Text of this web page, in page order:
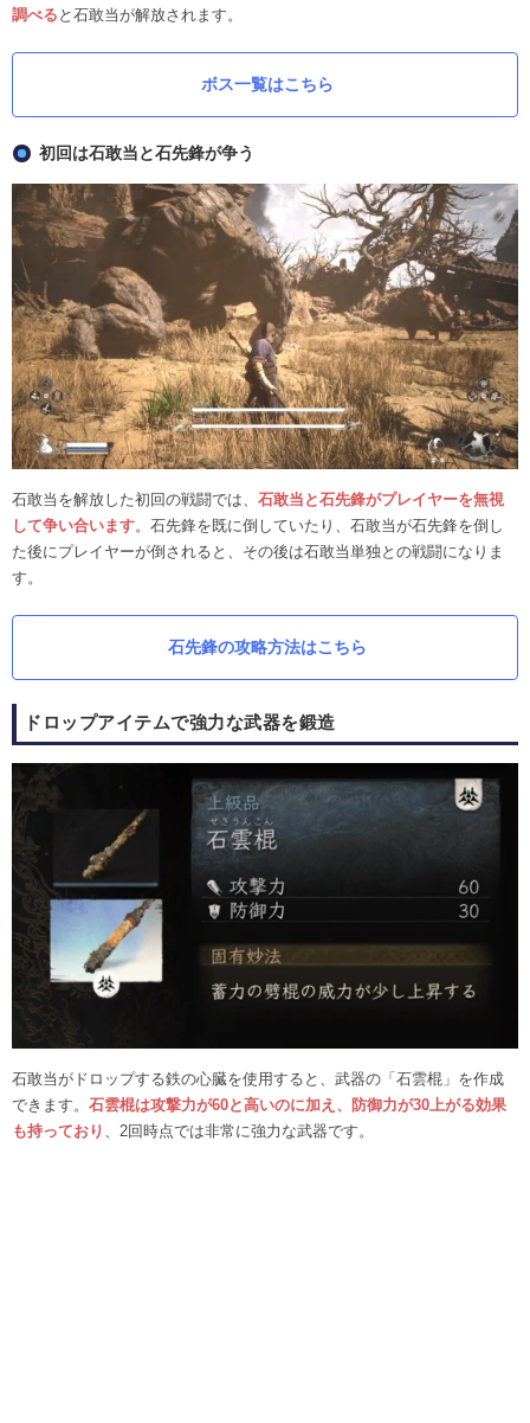
調べる と石敢当が解放されます。
ボス一覧はこちら
初回は石敢当と石先鋒が争う
石敢当を解放した初回の戦闘では、 石敢当と石先鋒がプレイヤーを無視
して争い合います。石先鋒を既に倒していたり、石敢当が石先鋒を倒し
た後にプレイヤーが倒されると、その後は石敢当単独との戦闘になりま
す。
石先鋒の攻略方法はこちら
ドロップアイテムで強力な武器を鍛造
石敢当がドロップする鉄の心臓を使用すると、武器の「石雲棍」を作成
できます。 石雲棍は攻撃力が60と高いのに加え、防御力が30上がる効果
も持っており 、2回時点では非常に強力な武器です。